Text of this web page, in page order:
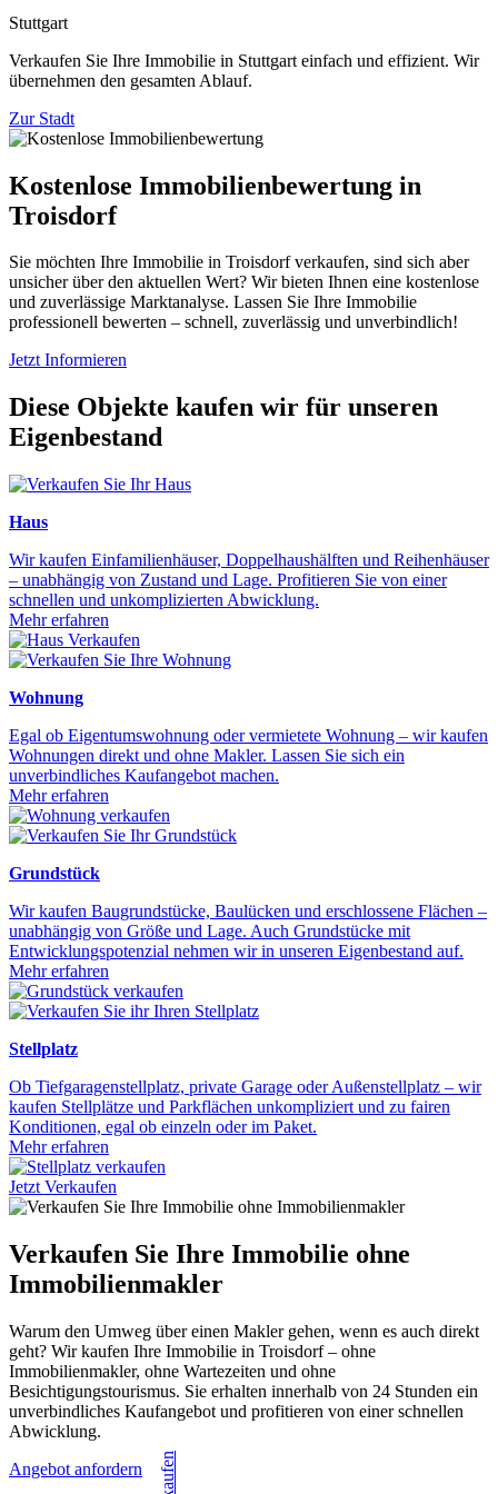
Stuttgart
Verkaufen Sie Ihre Immobilie in Stuttgart einfach und effizient. Wir
übernehmen den gesamten Ablauf.
Zur Stadt
Kostenlose Immobilienbewertung in
Troisdorf
Sie möchten Ihre Immobilie in Troisdorf verkaufen, sind sich aber
unsicher über den aktuellen Wert? Wir bieten Ihnen eine kostenlose
und zuverlässige Marktanalyse. Lassen Sie Ihre Immobilie
professionell bewerten – schnell, zuverlässig und unverbindlich!
Jetzt Informieren
Diese Objekte kaufen wir für unseren
Eigenbestand
Haus
Wir kaufen Einfamilienhäuser, Doppelhaushälften und Reihenhäuser
– unabhängig von Zustand und Lage. Profitieren Sie von einer
schnellen und unkomplizierten Abwicklung.
Mehr erfahren
Wohnung
Egal ob Eigentumswohnung oder vermietete Wohnung – wir kaufen
Wohnungen direkt und ohne Makler. Lassen Sie sich ein
unverbindliches Kaufangebot machen.
Mehr erfahren
Grundstück
Wir kaufen Baugrundstücke, Baulücken und erschlossene Flächen –
unabhängig von Größe und Lage. Auch Grundstücke mit
Entwicklungspotenzial nehmen wir in unseren Eigenbestand auf.
Mehr erfahren
Stellplatz
Ob Tiefgaragenstellplatz, private Garage oder Außenstellplatz – wir
kaufen Stellplätze und Parkflächen unkompliziert und zu fairen
Konditionen, egal ob einzeln oder im Paket.
Mehr erfahren
Jetzt Verkaufen
Verkaufen Sie Ihre Immobilie ohne
Immobilienmakler
Warum den Umweg über einen Makler gehen, wenn es auch direkt
geht? Wir kaufen Ihre Immobilie in Troisdorf – ohne
Immobilienmakler, ohne Wartezeiten und ohne
Besichtigungstourismus. Sie erhalten innerhalb von 24 Stunden ein
unverbindliches Kaufangebot und profitieren von einer schnellen
Abwicklung.
Angebot anfordern